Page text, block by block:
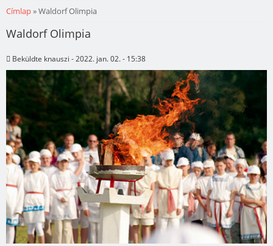
Jelenlegi hely
Címlap» Waldorf Olimpia
Waldorf Olimpia
Beküldte knauszi - 2022. jan. 02. - 15:38